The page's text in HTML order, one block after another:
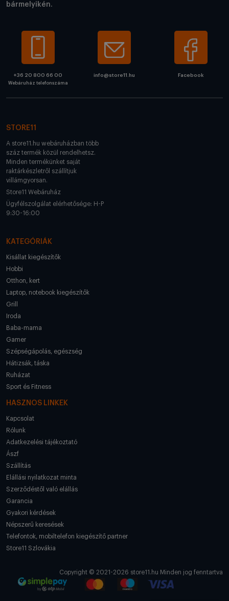
bármelyikén.
+36 20 800 66 00
Webáruház telefonszáma
info@store11.hu Facebook
STORE11
A store11.hu webáruházban több
száz termék közül rendelhetsz.
Minden termékünket saját
raktárkészletről szállítjuk
villámgyorsan.
Store11 Webáruház
Ügyfélszolgálat elérhetősége: H-P
9:30-16:00
KATEGÓRIÁK
Kisállat kiegészítők
Hobbi
Otthon, kert
Laptop, notebook kiegészítők
Grill
Iroda
Baba-mama
Gamer
Szépségápolás, egészség
Hátizsák, táska
Ruházat
Sport és Fitness
HASZNOS LINKEK
Kapcsolat
Rólunk
Adatkezelési tájékoztató
Ászf
Szállítás
Elállási nyilatkozat minta
Szerződéstől való elállás
Garancia
Gyakori kérdések
Népszerű keresések
Telefontok, mobiltelefon kiegészítő partner
Store11 Szlovákia
Copyright © 2021-2026 store11.hu Minden jog fenntartva